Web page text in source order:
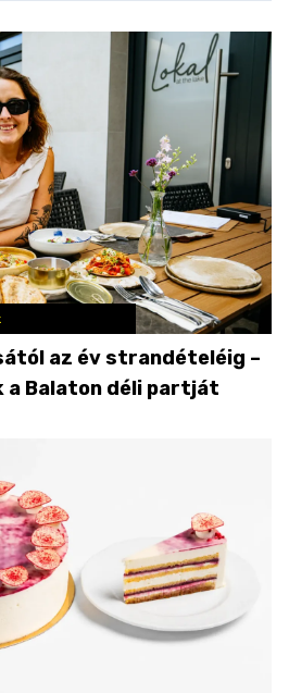
az év strandételéig –
a Balaton déli partját